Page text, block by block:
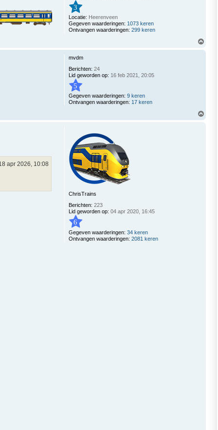
3
Locatie: Heerenveen
Gegeven waarderingen: 1073 keren
Ontvangen waarderingen: 299 keren
mvdm
Berichten: 24
Lid geworden op: 16 feb 2021, 20:05
5
Gegeven waarderingen: 9 keren
Ontvangen waarderingen: 17 keren
ChrisTrains
Berichten: 223
Lid geworden op: 04 apr 2020, 16:45
6
Gegeven waarderingen: 34 keren
Ontvangen waarderingen: 2081 keren
apr 2026, 10:08